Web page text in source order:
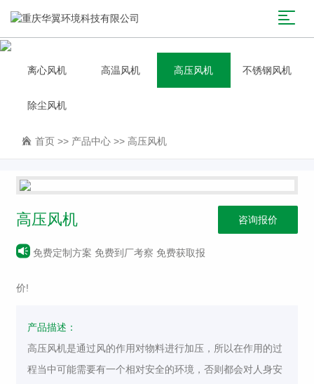
离心风机 高温风机 高压风机 不锈钢风机
除尘风机
首页 >> 产品中心 >> 高压风机
高压风机
免费定制方案 免费到厂考察 免费获取报
价!
咨询报价
产品描述：
高压风机是通过风的作用对物料进行加压，所以在作用的过
程当中可能需要有一个相对安全的环境，否则都会对人身安